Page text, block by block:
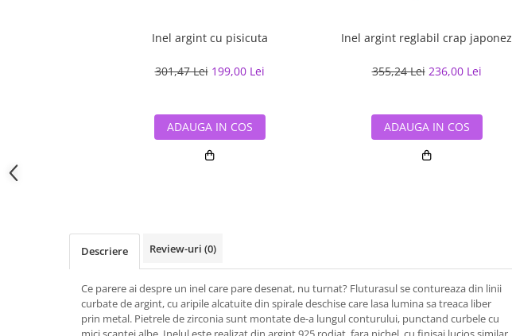
Inel argint cu pisicuta
301,47 Lei 199,00 Lei
ADAUGA IN COS
Inel argint reglabil crap japonez
355,24 Lei 236,00 Lei
ADAUGA IN COS
Descriere Review-uri (0)
Ce parere ai despre un inel care pare desenat, nu turnat? Fluturasul se contureaza din linii
curbate de argint, cu aripile alcatuite din spirale deschise care lasa lumina sa treaca liber
prin metal. Pietrele de zirconia sunt montate de-a lungul conturului, punctand curbele cu